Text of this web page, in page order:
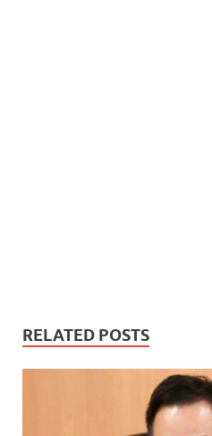
RELATED POSTS